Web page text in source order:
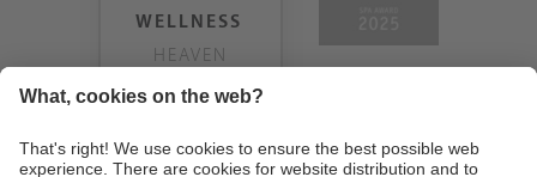
WELLNESS
HEAVEN
TESTERGEBNIS: